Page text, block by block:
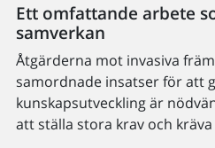
Ett omfattande arbete
samverkan
Åtgärderna mot invasiva
samordnade insatser för att
kunskapsutveckling är
att ställa stora krav och